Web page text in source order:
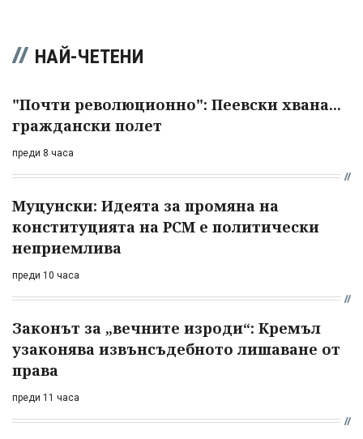
НАЙ-ЧЕТЕНИ
"Почти революционно": Пеевски хвана...
граждански полет
преди 8 часа
Муцунски: Идеята за промяна на
конституцията на РСМ е политически
неприемлива
преди 10 часа
Законът за „вечните изроди“: Кремъл
узаконява извънсъдебното лишаване от
права
преди 11 часа